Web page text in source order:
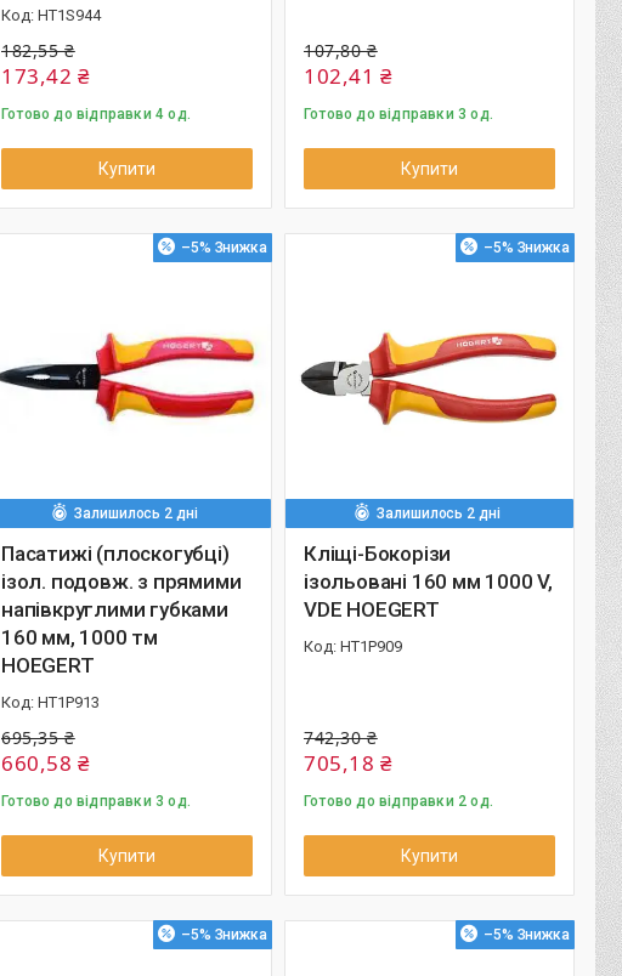
HT1S944
182,55 ₴
173,42 ₴
Готово до відправки 4 од.
Купити
107,80 ₴
102,41 ₴
Готово до відправки 3 од.
Купити
–5%
Залишилось 2 дні
Пасатижі (плоскогубці)
ізол. подовж. з прямими
напівкруглими губками
160 мм, 1000 тм
HOEGERT
HT1P913
695,35 ₴
660,58 ₴
Готово до відправки 3 од.
Купити
–5%
Залишилось 2 дні
Кліщі-Бокорізи
ізольовані 160 мм 1000 V,
VDE HOEGERT
HT1P909
742,30 ₴
705,18 ₴
Готово до відправки 2 од.
Купити
–5% –5%